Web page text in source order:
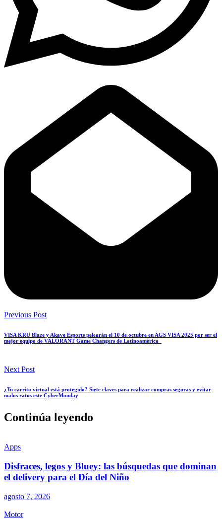
Previous Post
VISA KRU Blaze y Akave Esports pelearán el 10 de octubre en AGS VISA 2025 por ser el
mejor equipo de VALORANT Game Changers de Latinoamérica
Next Post
¿Tu carrito virtual está protegido? Siete claves para realizar compras seguras y evitar
malos ratos este CyberMonday
Continúa leyendo
Apps
Disfraces, legos y Bluey: las búsquedas que dominan
el delivery para el Día del Niño
agosto 7, 2026
Motor